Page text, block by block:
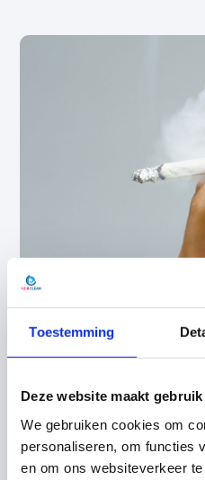
Toestemming
Deze website maakt
We gebruiken cookies om
personaliseren, om functies
en om ons websiteverkeer
Zo gaan wij te
Bij een de behandeling
Hiervoor geven wij jou
de behandeling niemand